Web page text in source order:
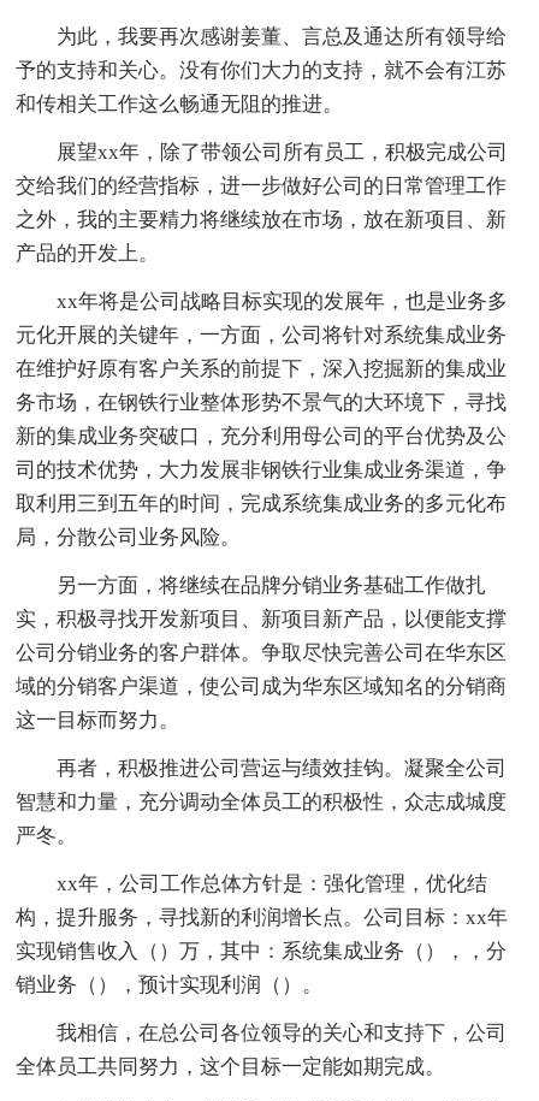
为此，我要再次感谢姜董、言总及通达所有领导给
予的支持和关心。没有你们大力的支持，就不会有江苏
和传相关工作这么畅通无阻的推进。
展望xx年，除了带领公司所有员工，积极完成公司
交给我们的经营指标，进一步做好公司的日常管理工作
之外，我的主要精力将继续放在市场，放在新项目、新
产品的开发上。
xx年将是公司战略目标实现的发展年，也是业务多
元化开展的关键年，一方面，公司将针对系统集成业务
在维护好原有客户关系的前提下，深入挖掘新的集成业
务市场，在钢铁行业整体形势不景气的大环境下，寻找
新的集成业务突破口，充分利用母公司的平台优势及公
司的技术优势，大力发展非钢铁行业集成业务渠道，争
取利用三到五年的时间，完成系统集成业务的多元化布
局，分散公司业务风险。
另一方面，将继续在品牌分销业务基础工作做扎
实，积极寻找开发新项目、新项目新产品，以便能支撑
公司分销业务的客户群体。争取尽快完善公司在华东区
域的分销客户渠道，使公司成为华东区域知名的分销商
这一目标而努力。
再者，积极推进公司营运与绩效挂钩。凝聚全公司
智慧和力量，充分调动全体员工的积极性，众志成城度
严冬。
xx年，公司工作总体方针是：强化管理，优化结
构，提升服务，寻找新的利润增长点。公司目标：xx年
实现销售收入（）万，其中：系统集成业务（），，分
销业务（），预计实现利润（）。
我相信，在总公司各位领导的关心和支持下，公司
全体员工共同努力，这个目标一定能如期完成。